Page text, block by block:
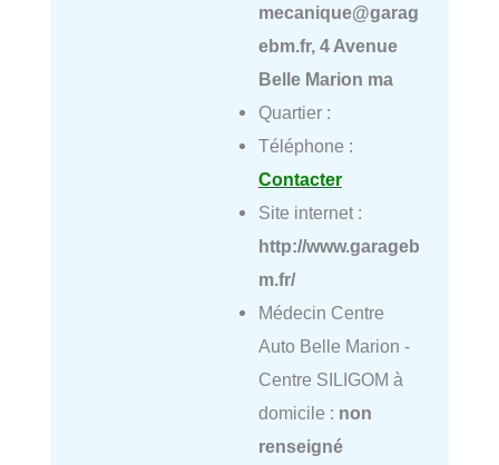
mecanique@garag
ebm.fr, 4 Avenue
Belle Marion ma
Quartier :
Téléphone :
Contacter
Site internet :
http://www.garageb
m.fr/
Médecin Centre
Auto Belle Marion -
Centre SILIGOM à
domicile : non
renseigné